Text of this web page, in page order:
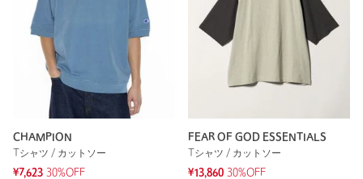
CHAMPION
Tシャツ / カットソー
¥7,623 30%OFF
FEAR OF GOD ESSENTIALS
Tシャツ / カットソー
¥13,860 30%OFF